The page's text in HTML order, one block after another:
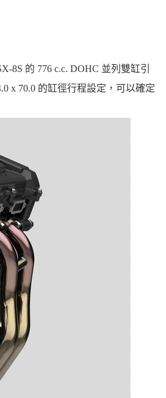
8S 的 776 c.c. DOHC 並列雙缸引
x 70.0 的缸徑行程設定，可以確定